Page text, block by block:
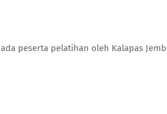
peserta pelatihan oleh Kalapas